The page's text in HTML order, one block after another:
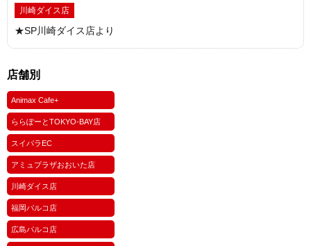
川崎ダイス店
★SP川崎ダイス店より
店舗別
Animax Cafe+
ららぽーとTOKYO-BAY店
スイパラEC
アミュプラザおおいた店
川崎ダイス店
福岡パルコ店
広島パルコ店